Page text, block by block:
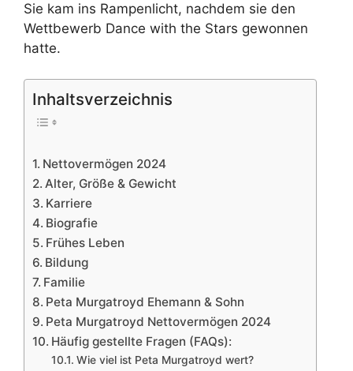
Sie kam ins Rampenlicht, nachdem sie den
Wettbewerb Dance with the Stars gewonnen
hatte.
Inhaltsverzeichnis
Nettovermögen 2024
Alter, Größe & Gewicht
Karriere
Biografie
Frühes Leben
Bildung
Familie
Peta Murgatroyd Ehemann & Sohn
Peta Murgatroyd Nettovermögen 2024
Häufig gestellte Fragen (FAQs):
Wie viel ist Peta Murgatroyd wert?